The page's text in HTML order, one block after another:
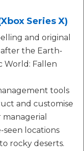
Series X)
and original
after the Earth-
World: Fallen
tools
and customise
seen locations
rocky deserts.